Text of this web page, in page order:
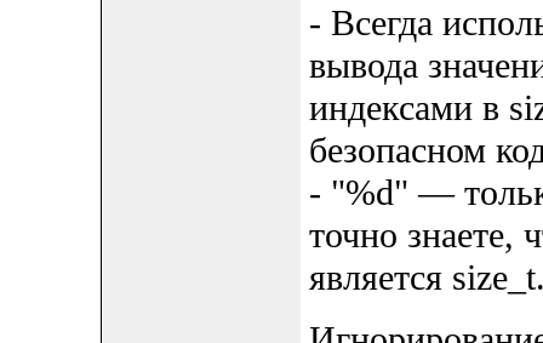
- Всегда
вывода
индексами в
безопасном
- "%d" —
точно знаете,
является